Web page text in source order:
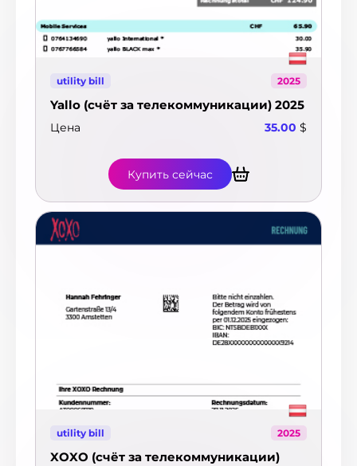
utility bill 2025
Yallo (счёт за телекоммуникации) 2025
Цена 35.00 $
Купить сейчас
utility bill 2025
XOXO (счёт за телекоммуникации)